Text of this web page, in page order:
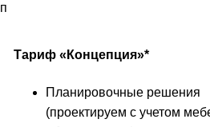
п
Тариф «Концепция»*
Планировочные решения
(проектируем с учетом